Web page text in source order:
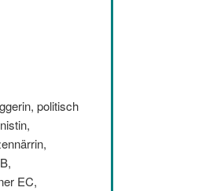
politisch
EC,